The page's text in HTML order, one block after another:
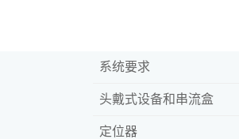
系统要求
头戴式设备和串流盒
定位器